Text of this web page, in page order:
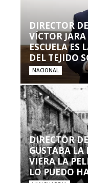
DIRECTOR
VÍCTOR
ESCUELA ES
DEL TEJIDO
NACIONAL
DIRECTOR
GUSTABA LA
VIERA LA
LO PUEDO